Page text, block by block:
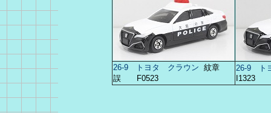
26-9 トヨタ クラウン 紋章
誤 F0523
26-9 ト
I1323